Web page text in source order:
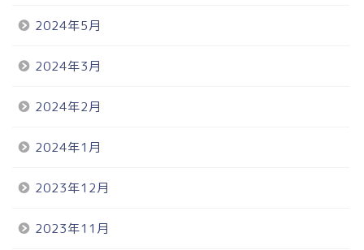
2024年5月
2024年3月
2024年2月
2024年1月
2023年12月
2023年11月